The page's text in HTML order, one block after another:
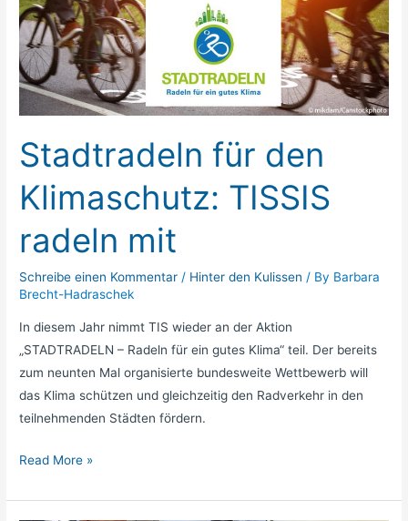
Stadtradeln für den
Klimaschutz: TISSIS
radeln mit
Schreibe einen Kommentar / Hinter den Kulissen / By Barbara
Brecht-Hadraschek
In diesem Jahr nimmt TIS wieder an der Aktion
„STADTRADELN – Radeln für ein gutes Klima“ teil. Der bereits
zum neunten Mal organisierte bundesweite Wettbewerb will
das Klima schützen und gleichzeitig den Radverkehr in den
teilnehmenden Städten fördern.
für
den
Klimaschutz:
TISSIS
radeln
Read More »